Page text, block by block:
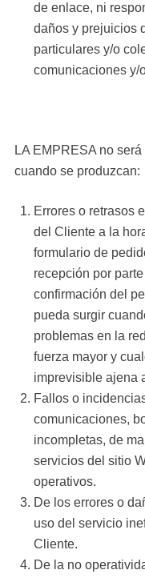
de enlace, ni
daños y prejuicios
particulares y/o
comunicaciones y/
LA EMPRESA no
cuando se produzcan:
Errores o retrasos
del Cliente a la
formulario de
recepción por
confirmación del
pueda surgir
problemas en la
fuerza mayor y
imprevisible ajena
Fallos o
comunicaciones,
incompletas, de
servicios del sitio
operativos.
De los errores o
uso del servicio
Cliente.
De la no